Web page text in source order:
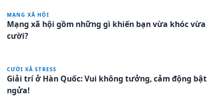
MẠNG XÃ HỘI
Mạng xã hội gồm những gì khiến bạn vừa khóc vừa
cười?
CƯỜI XẢ STRESS
Giải trí ở Hàn Quốc: Vui không tưởng, cảm động bật
ngửa!